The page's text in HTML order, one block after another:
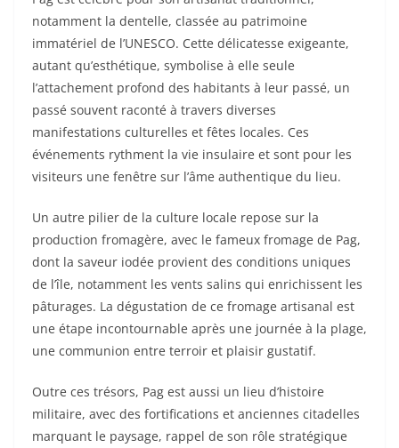
notamment la dentelle, classée au patrimoine
immatériel de l’UNESCO. Cette délicatesse exigeante,
autant qu’esthétique, symbolise à elle seule
l’attachement profond des habitants à leur passé, un
passé souvent raconté à travers diverses
manifestations culturelles et fêtes locales. Ces
événements rythment la vie insulaire et sont pour les
visiteurs une fenêtre sur l’âme authentique du lieu.
Un autre pilier de la culture locale repose sur la
production fromagère, avec le fameux fromage de Pag,
dont la saveur iodée provient des conditions uniques
de l’île, notamment les vents salins qui enrichissent les
pâturages. La dégustation de ce fromage artisanal est
une étape incontournable après une journée à la plage,
une communion entre terroir et plaisir gustatif.
Outre ces trésors, Pag est aussi un lieu d’histoire
militaire, avec des fortifications et anciennes citadelles
marquant le paysage, rappel de son rôle stratégique